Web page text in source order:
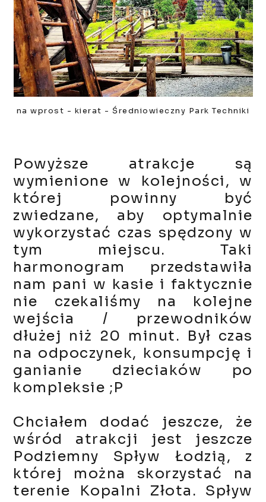
na wprost - kierat - Średniowieczny Park Techniki
Powyższe atrakcje są
wymienione w kolejności, w
której powinny być
zwiedzane, aby optymalnie
wykorzystać czas spędzony w
tym miejscu. Taki
harmonogram przedstawiła
nam pani w kasie i faktycznie
nie czekaliśmy na kolejne
wejścia / przewodników
dłużej niż 20 minut. Był czas
na odpoczynek, konsumpcję i
ganianie dzieciaków po
kompleksie ;P
Chciałem dodać jeszcze, że
wśród atrakcji jest jeszcze
Podziemny Spływ Łodzią, z
której można skorzystać na
terenie Kopalni Złota. Spływ